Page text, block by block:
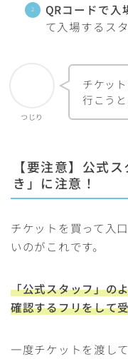
QRコードで入
て入場するス
つじり
チケッ
行こう
【要注意】公式
き」に注意！
チケットを買って入
いのがこれです。
「公式スタッフ」の
確認するフリをして
一度チケットを渡して